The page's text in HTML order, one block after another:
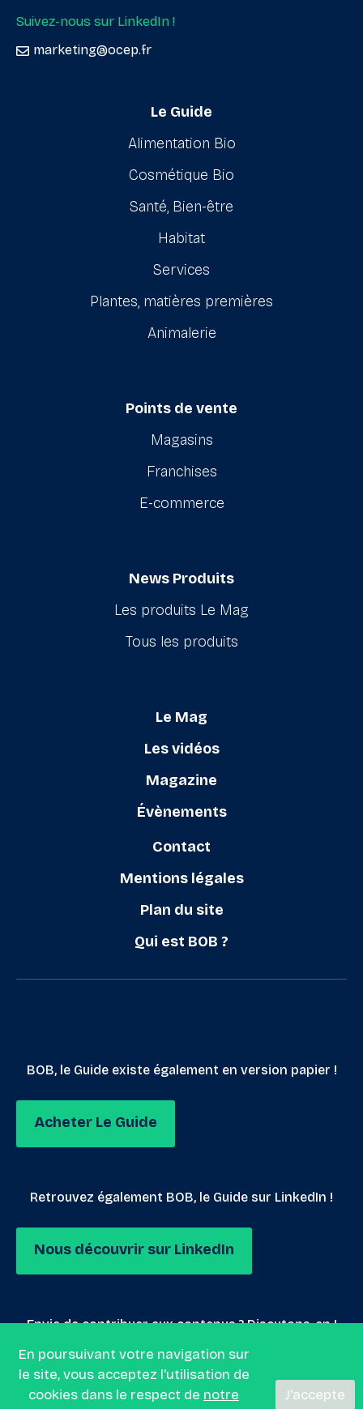
Suivez-nous sur LinkedIn !
marketing@ocep.fr
Le Guide
Alimentation Bio
Cosmétique Bio
Santé, Bien-être
Habitat
Services
Plantes, matières premières
Animalerie
Points de vente
Magasins
Franchises
E-commerce
News Produits
Les produits Le Mag
Tous les produits
Le Mag
Les vidéos
Magazine
Évènements
Contact
Mentions légales
Plan du site
Qui est BOB ?
BOB, le Guide existe également en version papier !
Acheter Le Guide
Retrouvez également BOB, le Guide sur LinkedIn !
Nous découvrir sur LinkedIn
Envie de contribuer aux contenus ? Discutons-en !
Nous envoyer un mail
En poursuivant votre navigation sur
le site, vous acceptez l'utilisation de
cookies dans le respect de notre
J'accepte